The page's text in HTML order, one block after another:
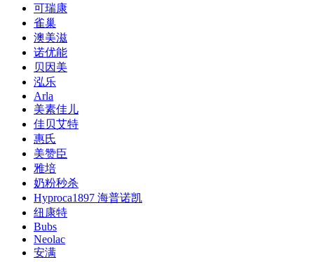
可瑞康
雀巢
澳美滋
诺优能
贝因美
泓乐
Arla
美素佳儿
佳贝艾特
惠氏
美赞臣
雅培
奶粉秒杀
Hyproca1897 海普诺凯
纽康特
Bubs
Neolac
安满